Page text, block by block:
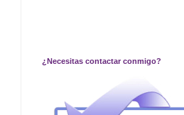
¿Necesitas contactar conmigo?